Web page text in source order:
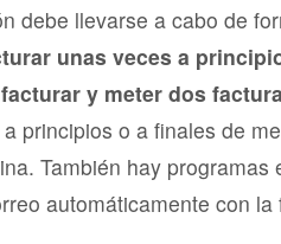
debe llevarse a cabo de
unas veces a
y meter dos
principios o a finales de
También hay programas
automáticamente con